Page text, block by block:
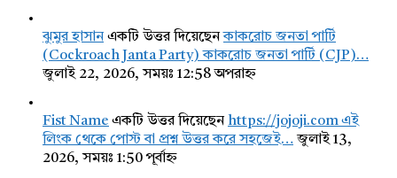
ঝুমুর হাসানএকটি উত্তর দিয়েছেনকাকরোচ জনতা পার্টি
(Cockroach Janta Party) কাকরোচ জনতা পার্টি (CJP)…
জুলাই 22, 2026, সময়ঃ 12:58 অপরাহ্ন
Fist Name একটি উত্তর দিয়েছেন https://jojoji.com এই
লিংক থেকে পোস্ট বা প্রশ্ন উত্তর করে সহজেই… জুলাই 13,
2026, সময়ঃ 1:50 পূর্বাহ্ন